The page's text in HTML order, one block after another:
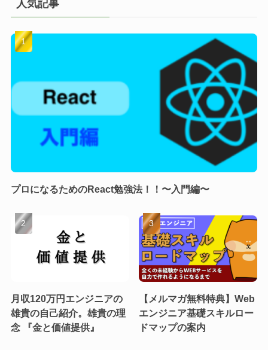
人気記事
プロになるためのReact勉強法！！〜入門編〜
月収120万円エンジニアの
雄貴の自己紹介。雄貴の理
念 『金と価値提供』
【メルマガ無料特典】Web
エンジニア基礎スキルロー
ドマップの案内